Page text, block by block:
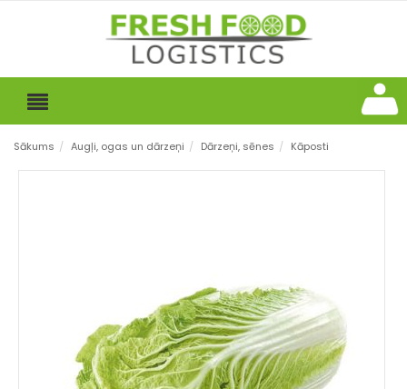
Sākums / Augļi, ogas un dārzeņi / Dārzeņi, sēnes / Kāposti